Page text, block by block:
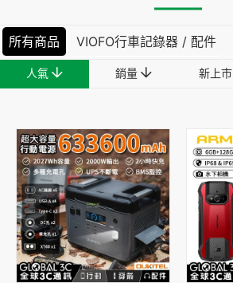
所有商品 VIOFO行車記錄器 / 配件
人氣 銷量 新上市